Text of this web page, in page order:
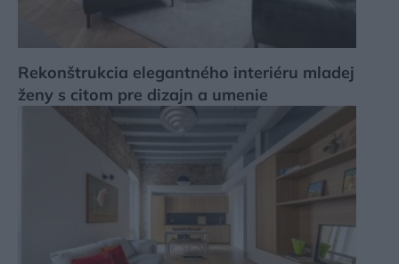
Rekonštrukcia elegantného interiéru mladej
ženy s citom pre dizajn a umenie